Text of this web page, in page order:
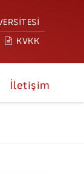
KVKK
İletişim